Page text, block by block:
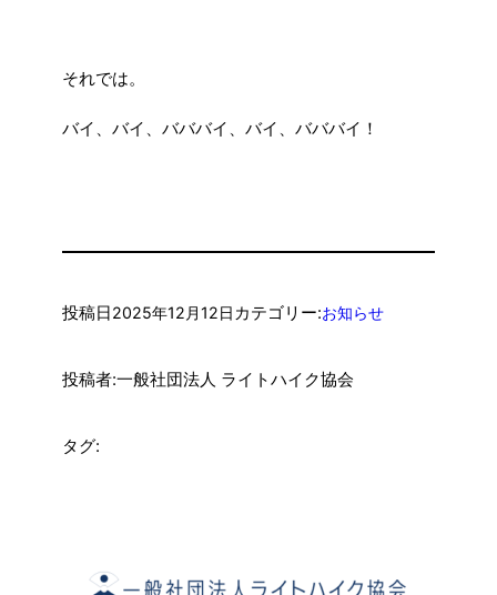
それでは。
バイ、バイ、バババイ、バイ、バババイ！
投稿日2025年12月12日 カテゴリー:お知らせ
投稿者:一般社団法人 ライトハイク協会
タグ: